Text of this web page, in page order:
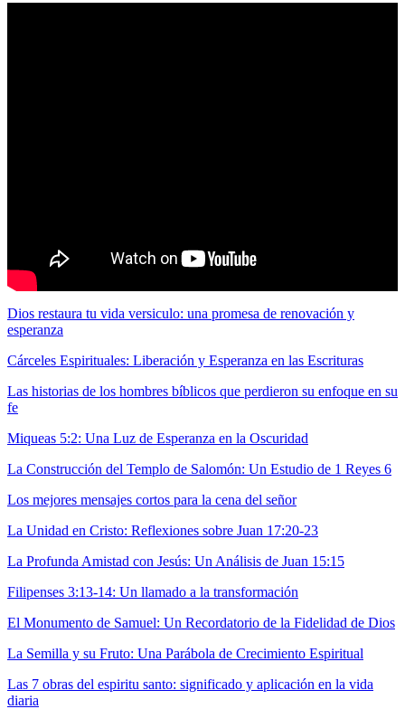
Dios restaura tu vida versiculo: una promesa de renovación y
esperanza
Cárceles Espirituales: Liberación y Esperanza en las Escrituras
Las historias de los hombres bíblicos que perdieron su enfoque en su
fe
Miqueas 5:2: Una Luz de Esperanza en la Oscuridad
La Construcción del Templo de Salomón: Un Estudio de 1 Reyes 6
Los mejores mensajes cortos para la cena del señor
La Unidad en Cristo: Reflexiones sobre Juan 17:20-23
La Profunda Amistad con Jesús: Un Análisis de Juan 15:15
Filipenses 3:13-14: Un llamado a la transformación
El Monumento de Samuel: Un Recordatorio de la Fidelidad de Dios
La Semilla y su Fruto: Una Parábola de Crecimiento Espiritual
Las 7 obras del espiritu santo: significado y aplicación en la vida
diaria